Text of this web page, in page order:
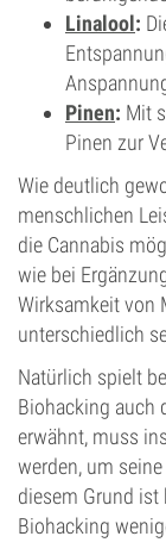
Linalool:
Pinen: Mit
Pinen zur
Wie deutlich
menschlichen
die Cannabis
wie bei
Wirksamkeit von
unterschiedlich
Natürlich spielt
Biohacking auch
erwähnt, muss
werden, um
diesem Grund ist
Biohacking